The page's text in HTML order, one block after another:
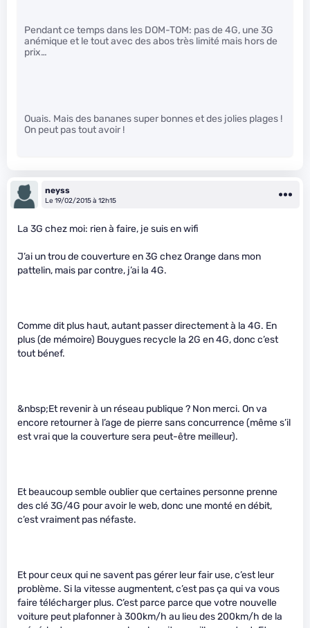
Pendant ce temps dans les DOM-TOM: pas de 4G, une 3G
anémique et le tout avec des abos très limité mais hors de
prix…
Ouais. Mais des bananes super bonnes et des jolies plages !
On peut pas tout avoir !
neyss
Le 19/02/2015 à 12h15
La 3G chez moi: rien à faire, je suis en wifi
J’ai un trou de couverture en 3G chez Orange dans mon
pattelin, mais par contre, j’ai la 4G.
Comme dit plus haut, autant passer directement à la 4G. En
plus (de mémoire) Bouygues recycle la 2G en 4G, donc c’est
tout bénef.
&nbsp;Et revenir à un réseau publique ? Non merci. On va
encore retourner à l’age de pierre sans concurrence (même s’il
est vrai que la couverture sera peut-être meilleur).
Et beaucoup semble oublier que certaines personne prenne
des clé 3G/4G pour avoir le web, donc une monté en débit,
c’est vraiment pas néfaste.
Et pour ceux qui ne savent pas gérer leur fair use, c’est leur
problème. Si la vitesse augmentent, c’est pas ça qui va vous
faire télécharger plus. C’est parce parce que votre nouvelle
voiture peut plafonner à 300km/h au lieu des 200km/h de la